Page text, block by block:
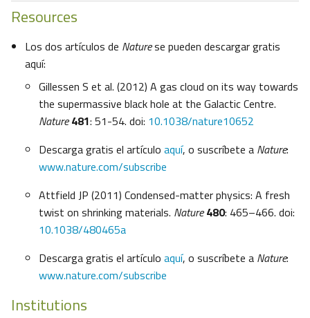
Resources
Los dos artículos de Naturese pueden descargar gratis
aquí:
Gillessen S et al. (2012) A gas cloud on its way towards
the supermassive black hole at the Galactic Centre.
Nature 481: 51-54. doi: 10.1038/nature10652
Descarga gratis el artículo aquí, o suscríbete a Nature:
www.nature.com/subscribe
Attfield JP (2011) Condensed-matter physics: A fresh
twist on shrinking materials. Nature 480: 465–466. doi:
10.1038/480465a
Descarga gratis el artículo aquí, o suscríbete a Nature:
www.nature.com/subscribe
Institutions